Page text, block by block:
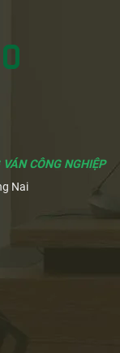
CÔNG NGHIỆP
Nai